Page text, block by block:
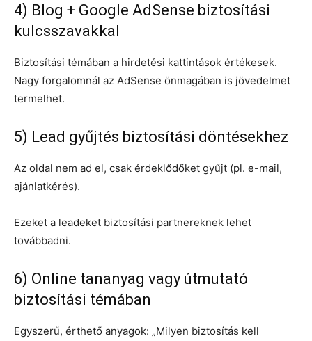
4) Blog + Google AdSense biztosítási
kulcsszavakkal
Biztosítási témában a hirdetési kattintások értékesek.
Nagy forgalomnál az AdSense önmagában is jövedelmet
termelhet.
5) Lead gyűjtés biztosítási döntésekhez
Az oldal nem ad el, csak érdeklődőket gyűjt (pl. e-mail,
ajánlatkérés).
Ezeket a leadeket biztosítási partnereknek lehet
továbbadni.
6) Online tananyag vagy útmutató
biztosítási témában
Egyszerű, érthető anyagok: „Milyen biztosítás kell